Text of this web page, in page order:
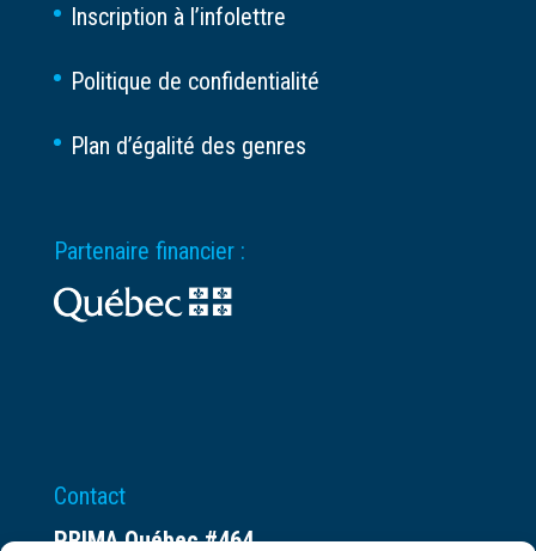
Inscription à l’infolettre
Politique de confidentialité
Plan d’égalité des genres
Partenaire financier :
Contact
PRIMA Québec #464